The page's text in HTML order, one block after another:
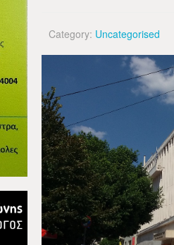
Category: Uncategorised